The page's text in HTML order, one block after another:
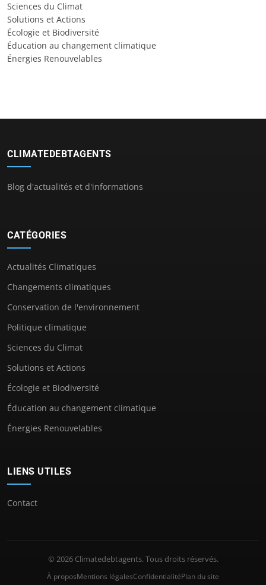
Sciences du Climat
Solutions et Actions
Écologie et Biodiversité
Éducation au changement climatique
Énergies Renouvelables
CLIMATEDEBTAGENTS
Blog d'actualités et d'informations
CATÉGORIES
Actualités Climatiques
Changements climatiques
Conservation de l'environnement
Politique climatique
Sciences du Climat
Solutions et Actions
Écologie et Biodiversité
Éducation au changement climatique
Énergies Renouvelables
LIENS UTILES
Contact
© 2026 Climatedebtagents. Tous droits réservés.
À proposMentions légalesConfidentialitéPlan du site